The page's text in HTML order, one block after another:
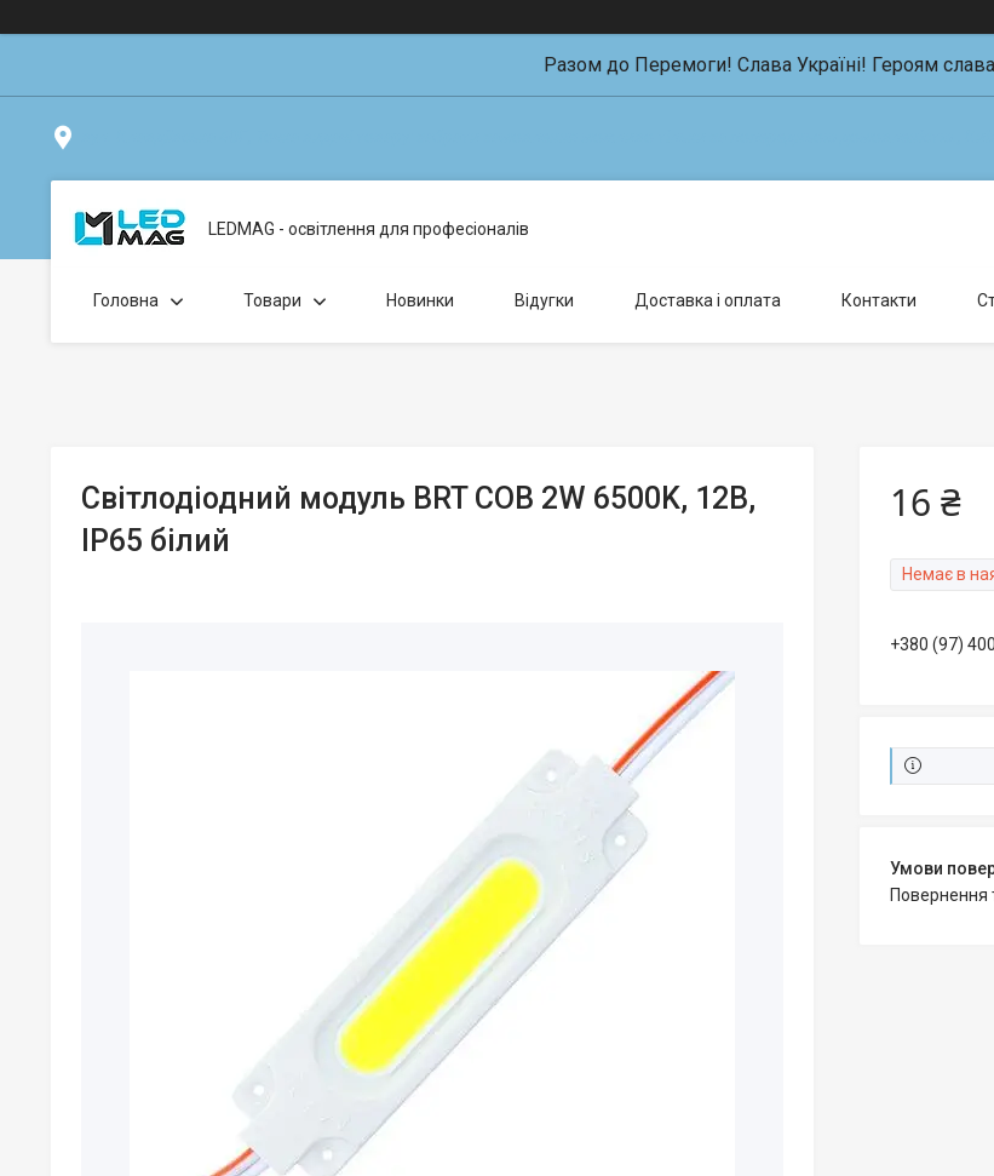
Разом до Перемоги! Слава Україні! Героям
LEDMAG - освітлення для професіоналів
Головна Товари Новинки Відугки Доставка і оплата Контакти
Світлодіодний модуль BRT COB 2W 6500K, 12В,
IP65 білий
16 ₴
Немає в
+380 (97)